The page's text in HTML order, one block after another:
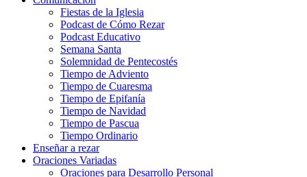
Fiestas de la Iglesia
Podcast de Cómo Rezar
Podcast Educativo
Semana Santa
Solemnidad de Pentecostés
Tiempo de Adviento
Tiempo de Cuaresma
Tiempo de Epifanía
Tiempo de Navidad
Tiempo de Pascua
Tiempo Ordinario
Enseñar a rezar
Oraciones Variadas
Oraciones para Desarrollo Personal